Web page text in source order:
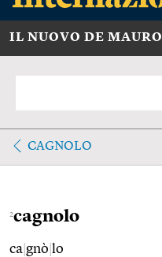
IL NUOVO DE MAURO
CAGNOLO
2cagnolo
ca gnò lo